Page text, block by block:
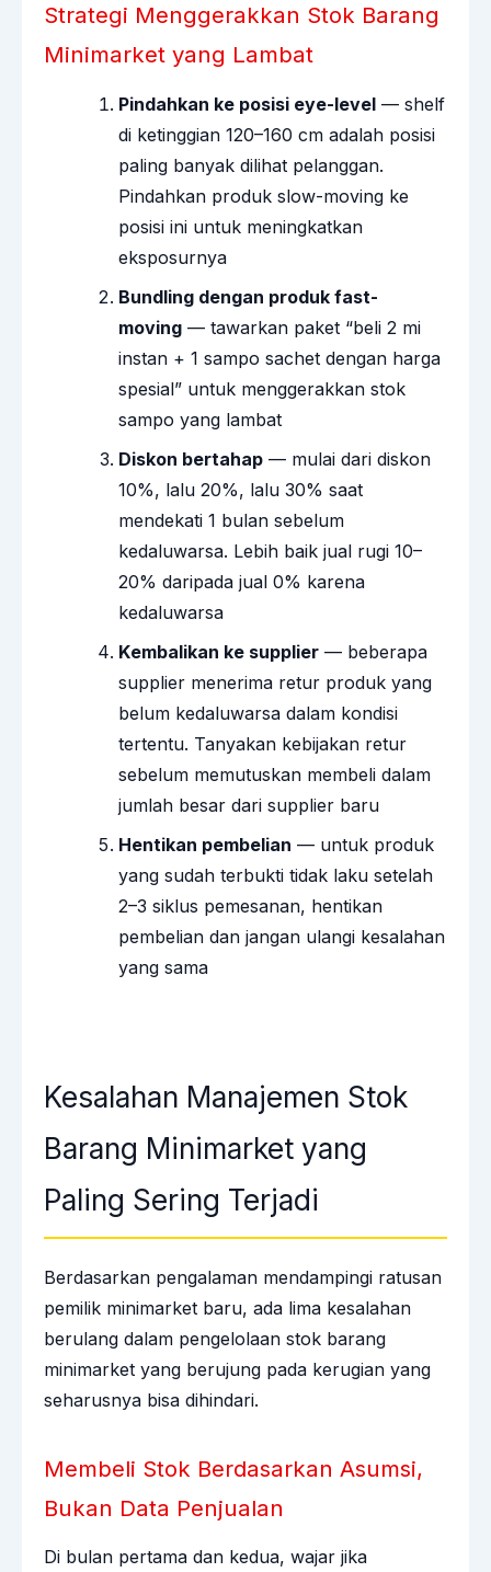
Strategi Menggerakkan Stok Barang
Minimarket yang Lambat
Pindahkan ke posisi eye-level — shelf
di ketinggian 120–160 cm adalah posisi
paling banyak dilihat pelanggan.
Pindahkan produk slow-moving ke
posisi ini untuk meningkatkan
eksposurnya
Bundling dengan produk fast-
moving — tawarkan paket “beli 2 mi
instan + 1 sampo sachet dengan harga
spesial” untuk menggerakkan stok
sampo yang lambat
Diskon bertahap — mulai dari diskon
10%, lalu 20%, lalu 30% saat
mendekati 1 bulan sebelum
kedaluwarsa. Lebih baik jual rugi 10–
20% daripada jual 0% karena
kedaluwarsa
Kembalikan ke supplier — beberapa
supplier menerima retur produk yang
belum kedaluwarsa dalam kondisi
tertentu. Tanyakan kebijakan retur
sebelum memutuskan membeli dalam
jumlah besar dari supplier baru
Hentikan pembelian — untuk produk
yang sudah terbukti tidak laku setelah
2–3 siklus pemesanan, hentikan
pembelian dan jangan ulangi kesalahan
yang sama
Kesalahan Manajemen Stok
Barang Minimarket yang
Paling Sering Terjadi
Berdasarkan pengalaman mendampingi ratusan
pemilik minimarket baru, ada lima kesalahan
berulang dalam pengelolaan stok barang
minimarket yang berujung pada kerugian yang
seharusnya bisa dihindari.
Membeli Stok Berdasarkan Asumsi,
Bukan Data Penjualan
Di bulan pertama dan kedua, wajar jika